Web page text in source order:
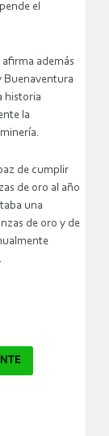
el
además
Buenaventura
historia
la
de cumplir
de oro al año
una
de oro y de